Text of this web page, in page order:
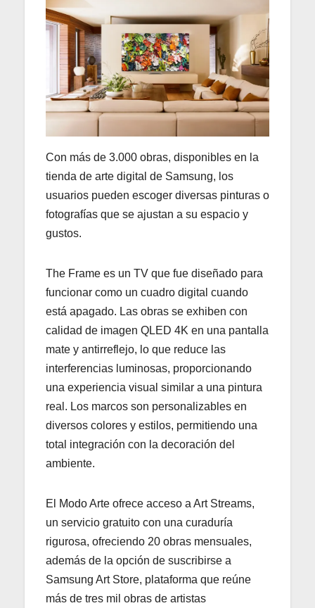
Con más de 3.000 obras, disponibles en la
tienda de arte digital de Samsung, los
usuarios pueden escoger diversas pinturas o
fotografías que se ajustan a su espacio y
gustos.
The Frame es un TV que fue diseñado para
funcionar como un cuadro digital cuando
está apagado. Las obras se exhiben con
calidad de imagen QLED 4K en una pantalla
mate y antirreflejo, lo que reduce las
interferencias luminosas, proporcionando
una experiencia visual similar a una pintura
real. Los marcos son personalizables en
diversos colores y estilos, permitiendo una
total integración con la decoración del
ambiente.
El Modo Arte ofrece acceso a Art Streams,
un servicio gratuito con una curaduría
rigurosa, ofreciendo 20 obras mensuales,
además de la opción de suscribirse a
Samsung Art Store, plataforma que reúne
más de tres mil obras de artistas